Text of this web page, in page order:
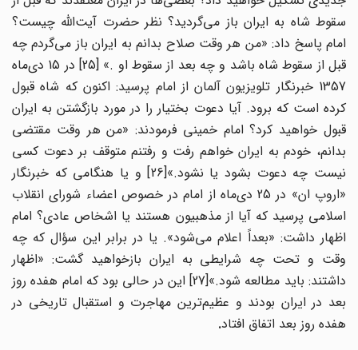
سقوط شاه به ایران باز می‌گردید؟ نظر حضرت آیت‌الله چیست؟
امام پاسخ داد: «من هر وقت صلاح بدانم به ایران باز می‌گردم چه
قبل از سقوط شاه باشد و چه بعد از سقوط او .»[25]
در 15 دی‌ماه
1357 خبرنگار تلویزیون آلمان از امام پرسید: اکنون که شاه قبول
کرده است که برود. آیا دعوت بختیار را در مورد بازگشتن به ایران
قبول خواهید کرد؟ امام خمینی فرمودند: «من هر وقت مقتضی
بدانم، خودم به ایران خواهم رفت و رفتنم متوقف بر دعوت کسی
نیست چه دعوت بشود یا نشود.»[26] و یا هنگامی که خبرنگار
«اروپ ان» در 25 دی‌ماه از امام در خصوص اعضاء شورای انقلاب
اسلامی پرسید که آیا از مذهبیون هستند یا اشخاص عادی؟ امام
اظهار داشت: «بعداً اعلام می‌شود». یا در برابر این سؤال که چه
وقت و تحت چه شرایطی به ایران بازخواهید گشت: «اظهار
داشتند: باید مطالعه شود.»[27] این در حالی بود که امام هفده روز
بعد در ایران بودند و عظیم‌ترین مهاجرت و استقبال تاریخی در
هفده روز بعد اتفاق افتاد.